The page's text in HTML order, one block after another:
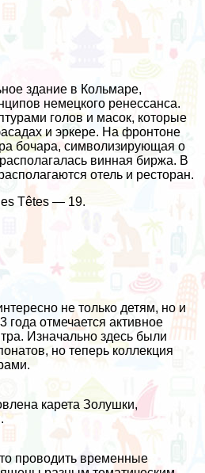
здание в Кольмаре,
немецкого ренессанса.
голов и масок, которые
и эркере. На фронтоне
бочара, символизирующая о
винная биржа. В
отель и ресторан.
Têtes — 19.
не только детям, но и
отмечается активное
Изначально здесь были
но теперь коллекция
карета Золушки,
проводить временные